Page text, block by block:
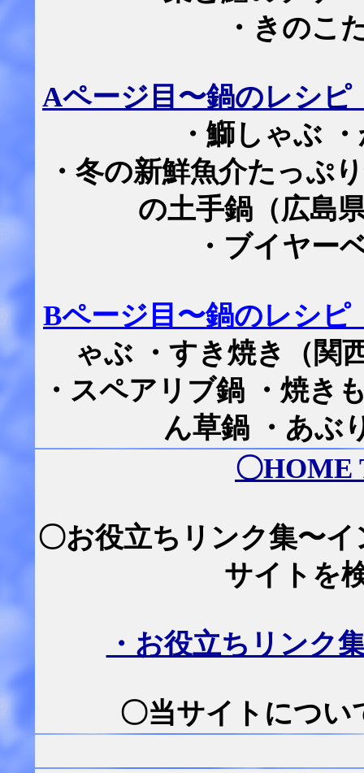
・きのこ
Aページ目〜鍋のレシピ
・鰤しゃぶ
・冬の新鮮魚介たっぷ
の土手鍋（広島
・ブイヤー
Bページ目〜鍋のレシピ
ゃぶ ・すき焼き（関
・スペアリブ鍋 ・焼き
ん草鍋 ・あぶ
〇HOME
〇お役立ちリンク集〜
サイトを
・お役立ちリンク
〇当サイトについ